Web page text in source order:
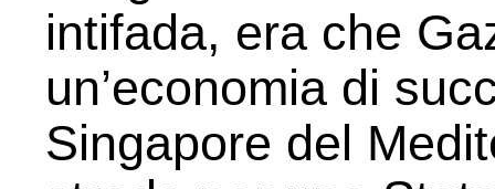
intifada, era che
un’economia di
Singapore del